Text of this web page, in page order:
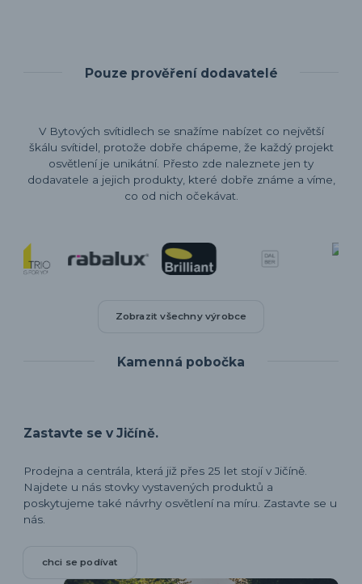
Pouze prověření dodavatelé
V Bytových svítidlech se snažíme nabízet co největší
škálu svítidel, protože dobře chápeme, že každý projekt
osvětlení je unikátní. Přesto zde naleznete jen ty
dodavatele a jejich produkty, které dobře známe a víme,
co od nich očekávat.
Zobrazit všechny výrobce
Kamenná pobočka
Zastavte se v Jičíně.
Prodejna a centrála, která již přes 25 let stojí v Jičíně.
Najdete u nás stovky vystavených produktů a
poskytujeme také návrhy osvětlení na míru. Zastavte se u
nás.
chci se podívat